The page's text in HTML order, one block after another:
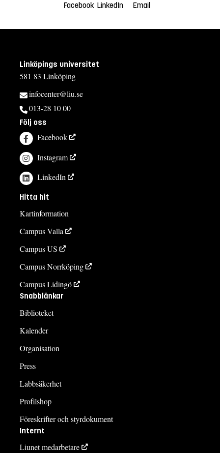
Facebook LinkedIn Email
Linköpings universitet
581 83 Linköping
infocenter@liu.se
013-28 10 00
Följ oss
Facebook
Instagram
LinkedIn
Hitta hit
Kartinformation
Campus Valla
Campus US
Campus Norrköping
Campus Lidingö
Snabblänkar
Biblioteket
Kalender
Organisation
Press
Labbsäkerhet
Profilshop
Föreskrifter och styrdokument
Internt
Liunet medarbetare